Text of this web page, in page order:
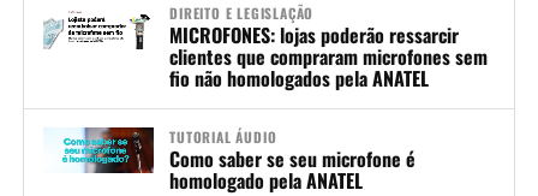
DIREITO E LEGISLAÇÃO
MICROFONES: lojas poderão ressarcir
clientes que compraram microfones sem
fio não homologados pela ANATEL
TUTORIAL ÁUDIO
Como saber se seu microfone é
homologado pela ANATEL